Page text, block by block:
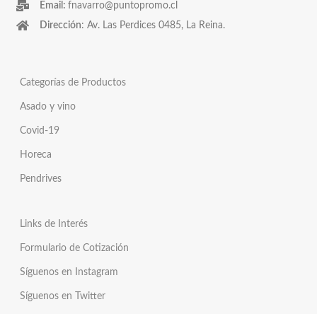
Email: fnavarro@puntopromo.cl
Dirección: Av. Las Perdices 0485, La Reina.
Categorías de Productos
Asado y vino
Covid-19
Horeca
Pendrives
Links de Interés
Formulario de Cotización
Síguenos en Instagram
Síguenos en Twitter